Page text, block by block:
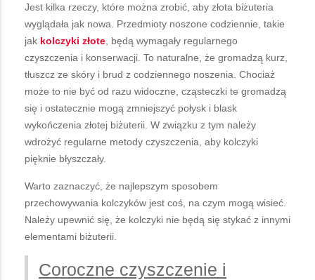
Jest kilka rzeczy, które można zrobić, aby złota biżuteria
wyglądała jak nowa. Przedmioty noszone codziennie, takie
jak kolczyki złote , będą wymagały regularnego
czyszczenia i konserwacji. To naturalne, że gromadzą kurz,
tłuszcz ze skóry i brud z codziennego noszenia. Chociaż
może to nie być od razu widoczne, cząsteczki te gromadzą
się i ostatecznie mogą zmniejszyć połysk i blask
wykończenia złotej biżuterii. W związku z tym należy
wdrożyć regularne metody czyszczenia, aby kolczyki
pięknie błyszczały.
Warto zaznaczyć, że najlepszym sposobem
przechowywania kolczyków jest coś, na czym mogą wisieć.
Należy upewnić się, że kolczyki nie będą się stykać z innymi
elementami biżuterii.
Coroczne czyszczenie i